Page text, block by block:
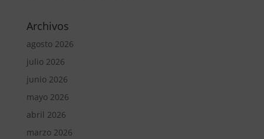
Archivos
agosto 2026
julio 2026
junio 2026
mayo 2026
abril 2026
marzo 2026